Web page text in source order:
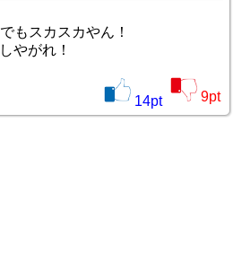
もスカスカやん！
やがれ！
14pt 9pt